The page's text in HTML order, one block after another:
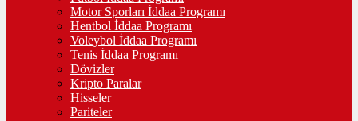
Motor Sporları İddaa Programı
Hentbol İddaa Programı
Voleybol İddaa Programı
Tenis İddaa Programı
Dövizler
Kripto Paralar
Hisseler
Pariteler